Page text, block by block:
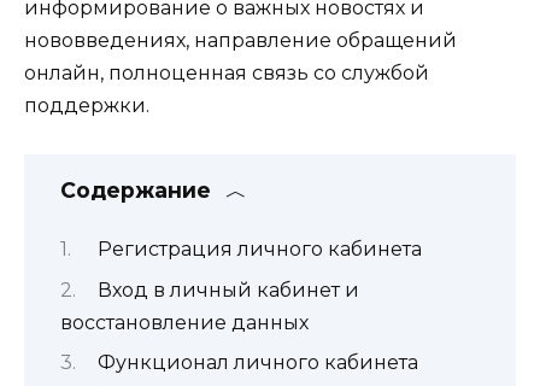
информирование о важных новостях и
нововведениях, направление обращений
онлайн, полноценная связь со службой
поддержки.
Содержание
Регистрация личного кабинета
Вход в личный кабинет и
восстановление данных
Функционал личного кабинета